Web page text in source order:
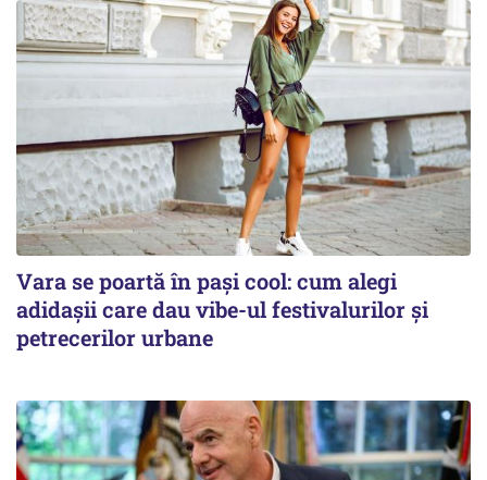
Vara se poartă în pași cool: cum alegi
adidașii care dau vibe-ul festivalurilor și
petrecerilor urbane